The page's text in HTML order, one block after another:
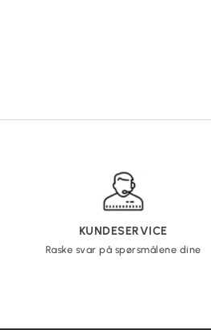
KUNDESERVICE
Raske svar på spørsmålene dine